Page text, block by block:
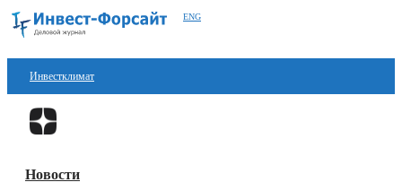
ENG
Инвестклимат
Финансы
Блокчейн
Новости